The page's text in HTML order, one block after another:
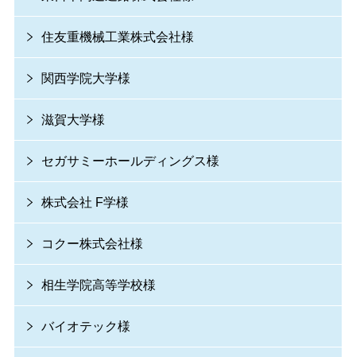
住友重機械工業株式会社様
関西学院大学様
滋賀大学様
セガサミーホールディングス様
株式会社 F学様
コクー株式会社様
相生学院高等学校様
バイオテック様